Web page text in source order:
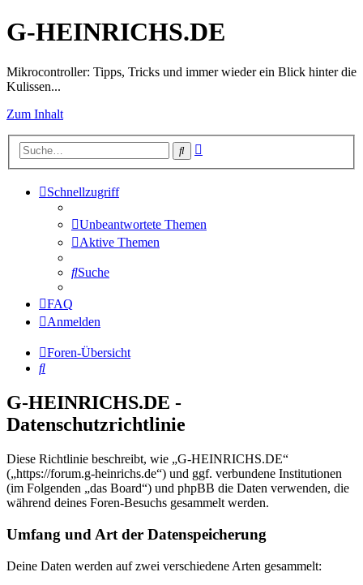
G-HEINRICHS.DE
Mikrocontroller: Tipps, Tricks und immer wieder ein Blick hinter die
Kulissen...
Zum Inhalt
Suche
Schnellzugriff
Unbeantwortete Themen
Aktive Themen
Suche
FAQ
Anmelden
Foren-Übersicht
Suche
G-HEINRICHS.DE -
Datenschutzrichtlinie
Diese Richtlinie beschreibt, wie „G-HEINRICHS.DE“
(„https://forum.g-heinrichs.de“) und ggf. verbundene Institutionen
(im Folgenden „das Board“) und phpBB die Daten verwenden, die
während deines Foren-Besuchs gesammelt werden.
Umfang und Art der Datenspeicherung
Deine Daten werden auf zwei verschiedene Arten gesammelt: